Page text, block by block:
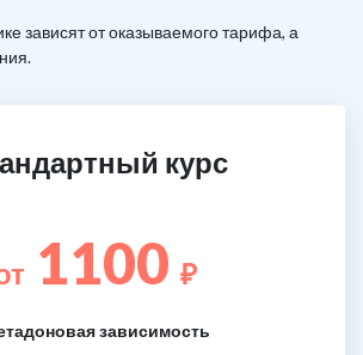
зависят от оказываемого тарифа, а
курс
1100 ₽
зависимость